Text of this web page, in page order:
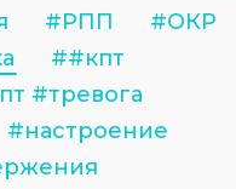
#РПП
#ОКР
##кпт
#тревога
#настроение